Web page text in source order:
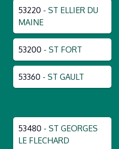
53220 - ST ELLIER DU
MAINE
53200 - ST FORT
53360 - ST GAULT
53480 - ST GEORGES
LE FLECHARD